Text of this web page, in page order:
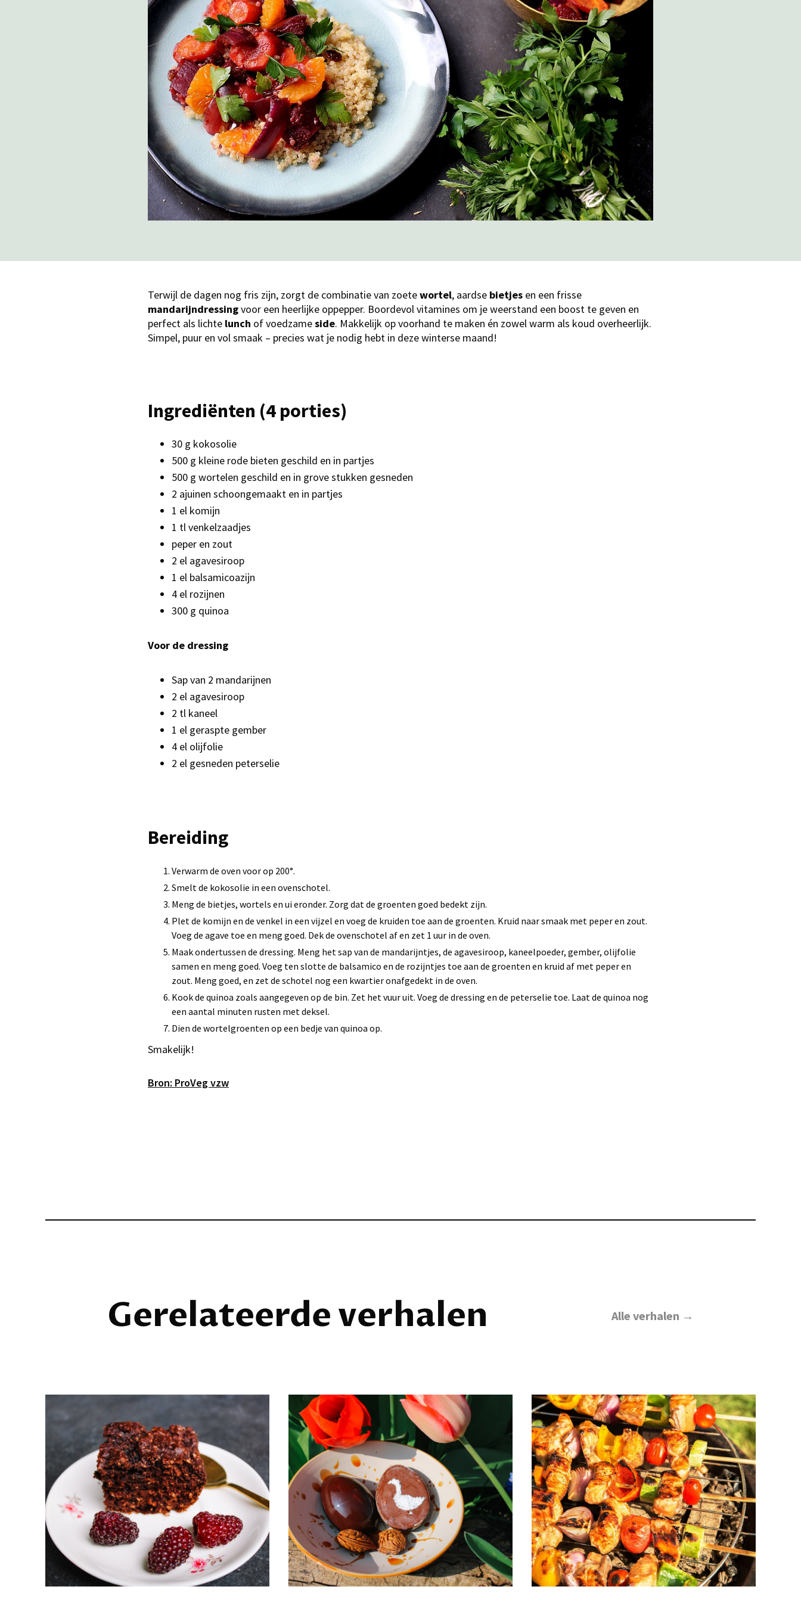
Terwijl de dagen nog fris zijn, zorgt de combinatie van zoetewortel, aardse bietjes en een frisse
mandarijndressingvoor een heerlijke oppepper. Boordevol vitamines om je weerstand een boost te geven en
perfect als lichte lunch of voedzameside. Makkelijk op voorhand te maken én zowel warm als koud overheerlijk.
Simpel, puur en vol smaak – precies wat je nodig hebt in deze winterse maand!
Ingrediënten (4 porties)
30 g kokosolie
500 g kleine rode bieten geschild en in partjes
500 g wortelen geschild en in grove stukken gesneden
2 ajuinen schoongemaakt en in partjes
1 el komijn
1 tl venkelzaadjes
peper en zout
2 el agavesiroop
1 el balsamicoazijn
4 el rozijnen
300 g quinoa
Voor de dressing
Sap van 2 mandarijnen
2 el agavesiroop
2 tl kaneel
1 el geraspte gember
4 el olijfolie
2 el gesneden peterselie
Bereiding
Verwarm de oven voor op 200°.
Smelt de kokosolie in een ovenschotel.
Meng de bietjes, wortels en ui eronder. Zorg dat de groenten goed bedekt zijn.
Plet de komijn en de venkel in een vijzel en voeg de kruiden toe aan de groenten. Kruid naar smaak met peper en zout.
Voeg de agave toe en meng goed. Dek de ovenschotel af en zet 1 uur in de oven.
Maak ondertussen de dressing. Meng het sap van de mandarijntjes, de agavesiroop, kaneelpoeder, gember, olijfolie
samen en meng goed. Voeg ten slotte de balsamico en de rozijntjes toe aan de groenten en kruid af met peper en
zout. Meng goed, en zet de schotel nog een kwartier onafgedekt in de oven.
Kook de quinoa zoals aangegeven op de bin. Zet het vuur uit. Voeg de dressing en de peterselie toe. Laat de quinoa nog
een aantal minuten rusten met deksel.
Dien de wortelgroenten op een bedje van quinoa op.
Smakelijk!
Bron: ProVeg vzw
Gerelateerde verhalen Alle verhalen →